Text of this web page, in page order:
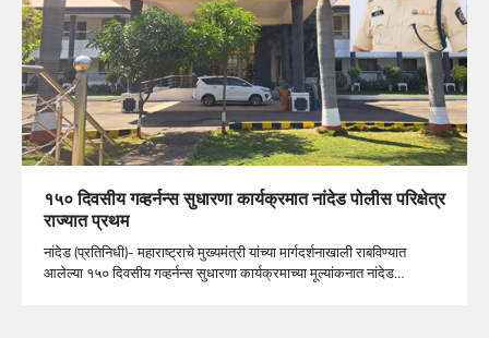
१५० दिवसीय गव्हर्नन्स सुधारणा कार्यक्रमात नांदेड पोलीस परिक्षेत्र
राज्यात प्रथम
नांदेड (प्रतिनिधी)- महाराष्ट्राचे मुख्यमंत्री यांच्या मार्गदर्शनाखाली राबविण्यात
आलेल्या १५० दिवसीय गव्हर्नन्स सुधारणा कार्यक्रमाच्या मूल्यांकनात नांदेड…